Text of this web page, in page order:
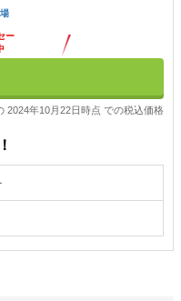
ー
2024年10月22日時点 での税込価格